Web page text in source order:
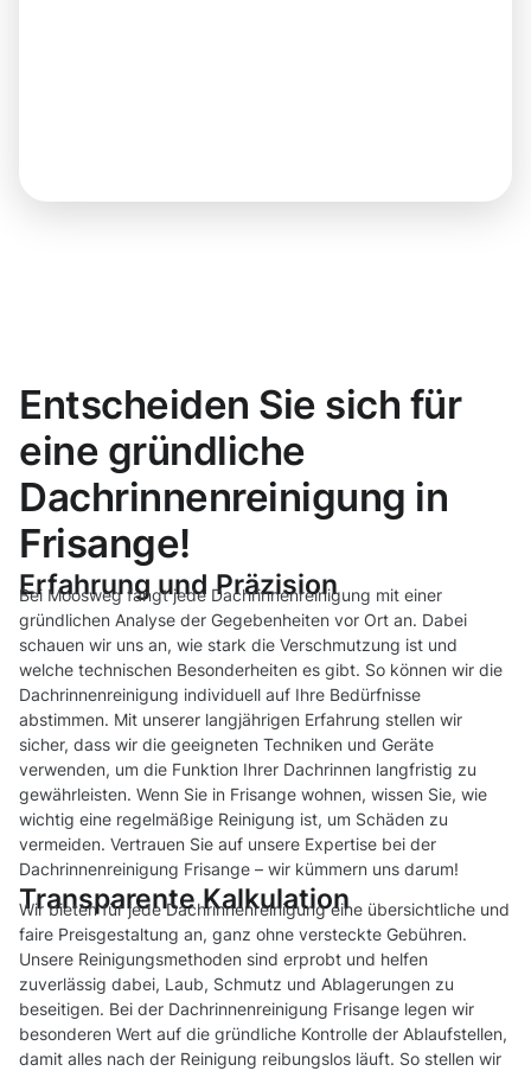
Entscheiden Sie sich für
eine gründliche
Dachrinnenreinigung in
Frisange!
Erfahrung und Präzision
Bei Moosweg fängt jede Dachrinnenreinigung mit einer
gründlichen Analyse der Gegebenheiten vor Ort an. Dabei
schauen wir uns an, wie stark die Verschmutzung ist und
welche technischen Besonderheiten es gibt. So können wir die
Dachrinnenreinigung individuell auf Ihre Bedürfnisse
abstimmen. Mit unserer langjährigen Erfahrung stellen wir
sicher, dass wir die geeigneten Techniken und Geräte
verwenden, um die Funktion Ihrer Dachrinnen langfristig zu
gewährleisten. Wenn Sie in Frisange wohnen, wissen Sie, wie
wichtig eine regelmäßige Reinigung ist, um Schäden zu
vermeiden. Vertrauen Sie auf unsere Expertise bei der
Dachrinnenreinigung Frisange – wir kümmern uns darum!
Transparente Kalkulation
Wir bieten für jede Dachrinnenreinigung eine übersichtliche und
faire Preisgestaltung an, ganz ohne versteckte Gebühren.
Unsere Reinigungsmethoden sind erprobt und helfen
zuverlässig dabei, Laub, Schmutz und Ablagerungen zu
beseitigen. Bei der Dachrinnenreinigung Frisange legen wir
besonderen Wert auf die gründliche Kontrolle der Ablaufstellen,
damit alles nach der Reinigung reibungslos läuft. So stellen wir